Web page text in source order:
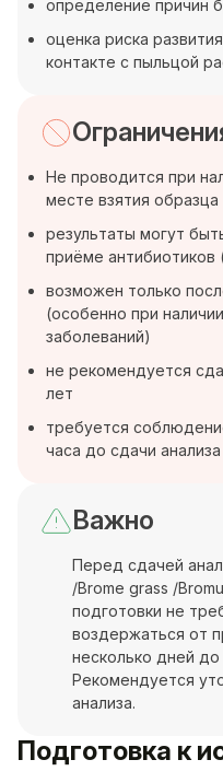
определение причин
оценка риска
контакте с пыльцой
Не проводится при
месте взятия образца
результаты могут
приёме
возможен только
(особенно при
заболеваний)
не рекомендуется
лет
требуется
часа до сдачи
Важно
Перед сдачей
/Brome grass /
подготовки не
воздержаться от
несколько дней до
Рекомендуется
анализа.
Подготовка к